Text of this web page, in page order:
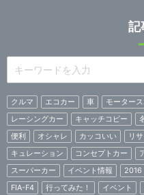
記
クルマ エコカー 車 モーター
レーシングカー
キャッチコピー
便利
オシャレ カッコいい リ
キュレーション
コンセプトカー
スーパーカー
イベント情報 2016
FIA-F4
行ってみた！ イベント